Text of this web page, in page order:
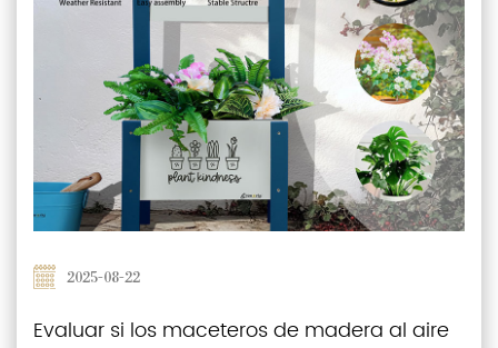
2025-08-22
Evaluar si los maceteros de madera al aire